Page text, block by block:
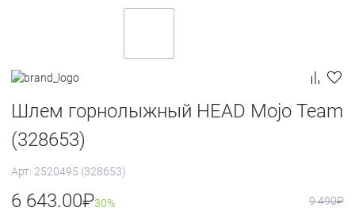
Шлем горнолыжный HEAD Mojo Team
(328653)
Арт: 2520495 (328653)
6 643.00₽30% 9 490₽